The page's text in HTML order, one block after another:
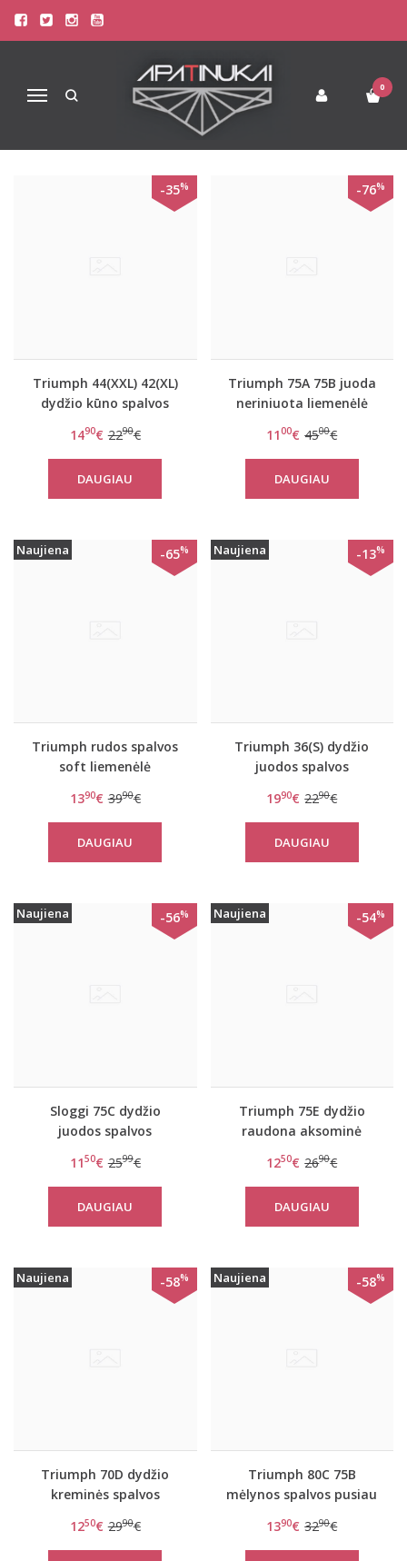
Navigacija
0
TRIUMPH LIEMENĖLĖS
Liemenėlės Stringai moterims
-35%
Triumph 44(XXL) 42(XL)
dydžio kūno spalvos
Amazing Sensation
Skirt
1490€ 2290€
DAUGIAU
-76%
Triumph 75A 75B juoda
neriniuota liemenėlė
1100€ 4500€
DAUGIAU
Naujiena -65%
Triumph rudos spalvos
soft liemenėlė
1390€ 3990€
DAUGIAU
Naujiena -13%
Triumph 36(S) dydžio
juodos spalvos
su kelnaitėmis Pure
Sensation Skirt
1990€ 2290€
DAUGIAU
Naujiena -56%
Sloggi 75C dydžio
juodos spalvos
WHP
1150€ 2599€
DAUGIAU
Naujiena -54%
Triumph 75E dydžio
raudona aksominė
Spotlight WHP
1250€ 2690€
DAUGIAU
Naujiena -58%
Triumph 70D dydžio
kreminės spalvos
Allure WHP
1250€ 2990€
Naujiena -58%
Triumph 80C 75B
mėlynos spalvos pusiau
Amourette Charm WD
1390€ 3290€